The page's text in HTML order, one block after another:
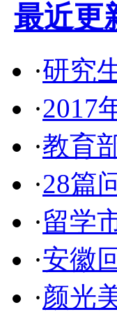
最近更
·研究
·2017
·教育
·28篇
·留学
·安徽
·颜光